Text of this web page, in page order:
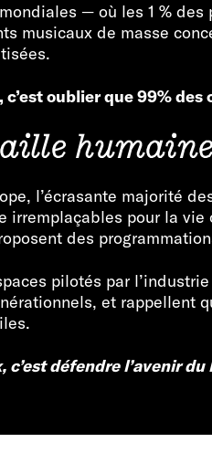
— où les 1 %
musicaux de masse
oublier que 99%
l’écrasante majorité
irremplaçables pour la
des
pilotés par
et rappellent
défendre l’avenir